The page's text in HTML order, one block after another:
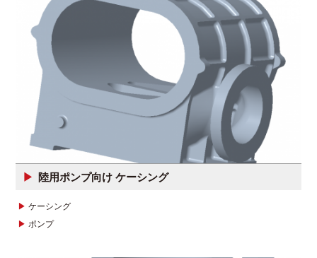
陸用ポンプ向け ケーシング
ケーシング
ポンプ